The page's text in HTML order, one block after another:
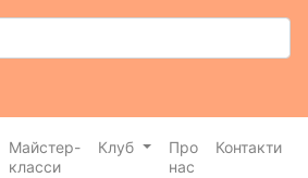
Майстер-
класси
Клуб
Про
нас
Контакти